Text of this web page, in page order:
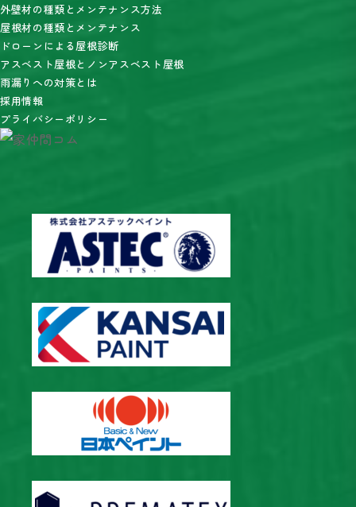
外壁材の種類とメンテナンス方法
屋根材の種類とメンテナンス
ドローンによる屋根診断
アスベスト屋根とノンアスベスト屋根
雨漏りへの対策とは
採用情報
プライバシーポリシー